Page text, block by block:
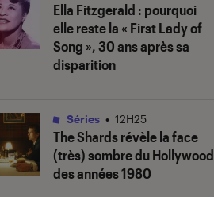
Ella Fitzgerald : pourquoi
elle reste la « First Lady of
Song », 30 ans après sa
disparition
The Shardsrévèle la face
(très) sombre du Hollywood
des années 1980
Séries • 12H25